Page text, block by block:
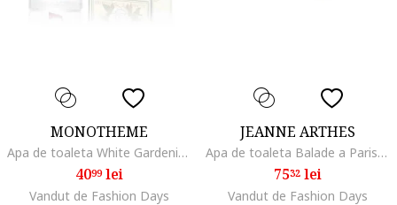
MONOTHEME
Apa de toaleta White Gardenia 100 ml
4099lei
Vandut de Fashion Days
JEANNE ARTHES
Apa de toaleta Balade a Paris, 100 ml
7532 lei
Vandut de Fashion Days